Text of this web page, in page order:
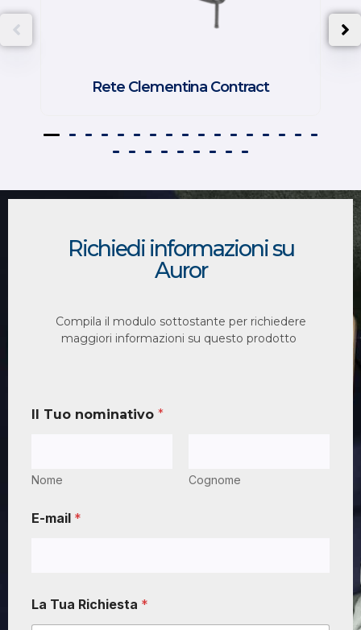
Rete Clementina Contract
Richiedi informazioni su
Auror
Compila il modulo sottostante per richiedere
maggiori informazioni su questo prodotto
Il Tuo nominativo *
Nome Cognome
E-mail *
La Tua Richiesta *